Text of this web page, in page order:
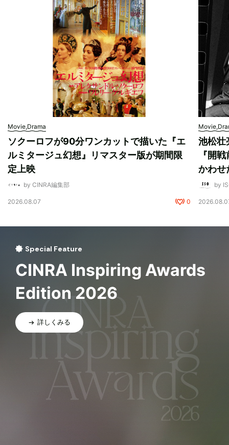
Movie,Drama
ソクーロフが90分ワンカットで描いた『エ
ルミタージュ幻想』リマスター版が期間限
定上映
by CINRA編集部
2026.08.07 0
池松壮
『開
かわせ
by
Special Feature
CINRA Inspiring Awards
Edition 2026
詳しくみる